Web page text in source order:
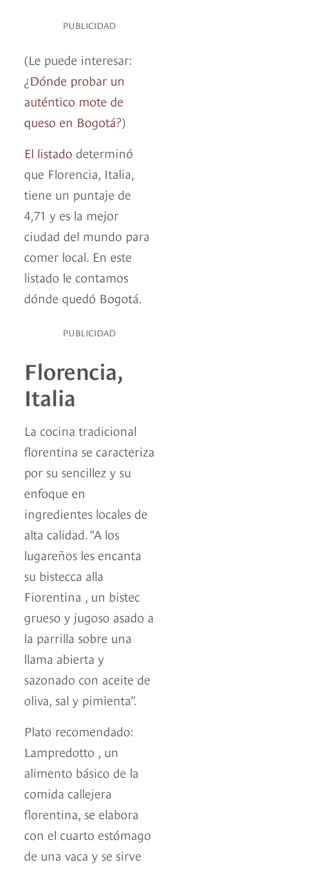
PUBLICIDAD
(Le puede interesar:
¿Dónde probar un
auténtico mote de
queso en Bogotá?)
El listado determinó
que Florencia, Italia,
tiene un puntaje de
4,71 y es la mejor
ciudad del mundo para
comer local. En este
listado le contamos
dónde quedó Bogotá.
PUBLICIDAD
Florencia,
Italia
La cocina tradicional
florentina se caracteriza
por su sencillez y su
enfoque en
ingredientes locales de
alta calidad. “A los
lugareños les encanta
su bistecca alla
Fiorentina , un bistec
grueso y jugoso asado a
la parrilla sobre una
llama abierta y
sazonado con aceite de
oliva, sal y pimienta”.
Plato recomendado:
Lampredotto , un
alimento básico de la
comida callejera
florentina, se elabora
con el cuarto estómago
de una vaca y se sirve